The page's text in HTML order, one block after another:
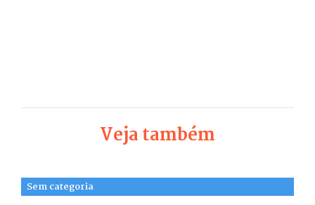
Veja também
Sem categoria